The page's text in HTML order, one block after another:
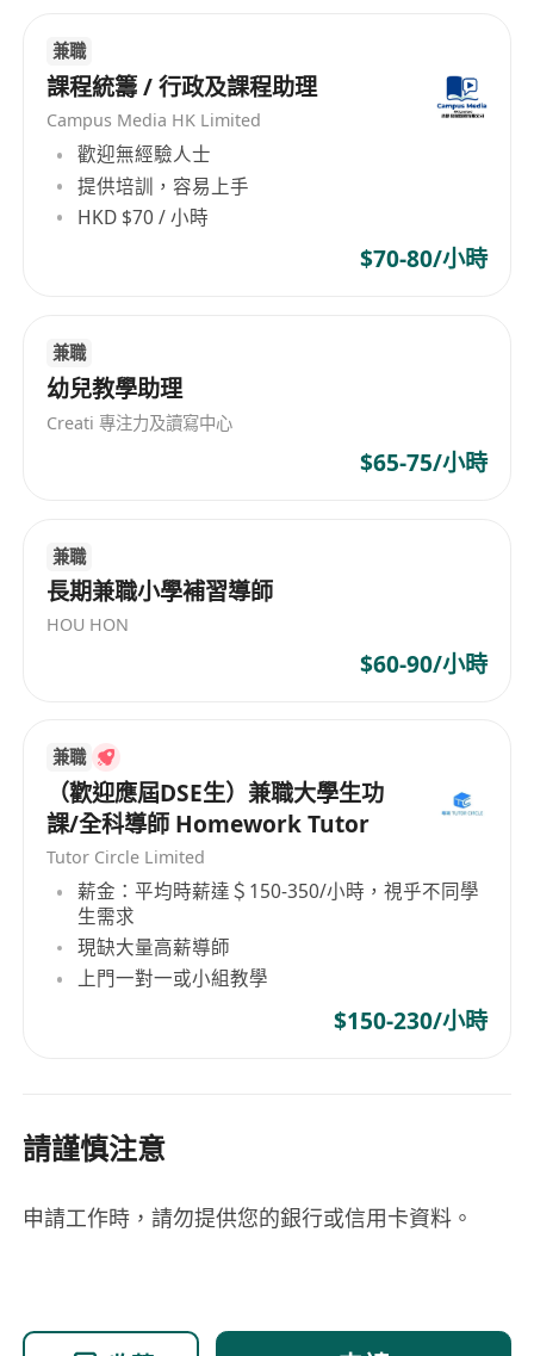
兼職
課程統籌 / 行政及課程助理
Campus Media HK Limited
歡迎無經驗人士
提供培訓，容易上手
HKD $70 / 小時
$70-80/小時
兼職
幼兒教學助理
Creati 專注力及讀寫中心
$65-75/小時
兼職
長期兼職小學補習導師
HOU HON
$60-90/小時
兼職
（歡迎應屆DSE生）兼職大學生功
課/全科導師 Homework Tutor
Tutor Circle Limited
薪金：平均時薪達＄150-350/小時，視乎不同學
生需求
現缺大量高薪導師
上門一對一或小組教學
$150-230/小時
請謹慎注意
申請工作時，請勿提供您的銀行或信用卡資料。